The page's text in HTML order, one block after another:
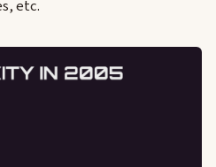
etc.